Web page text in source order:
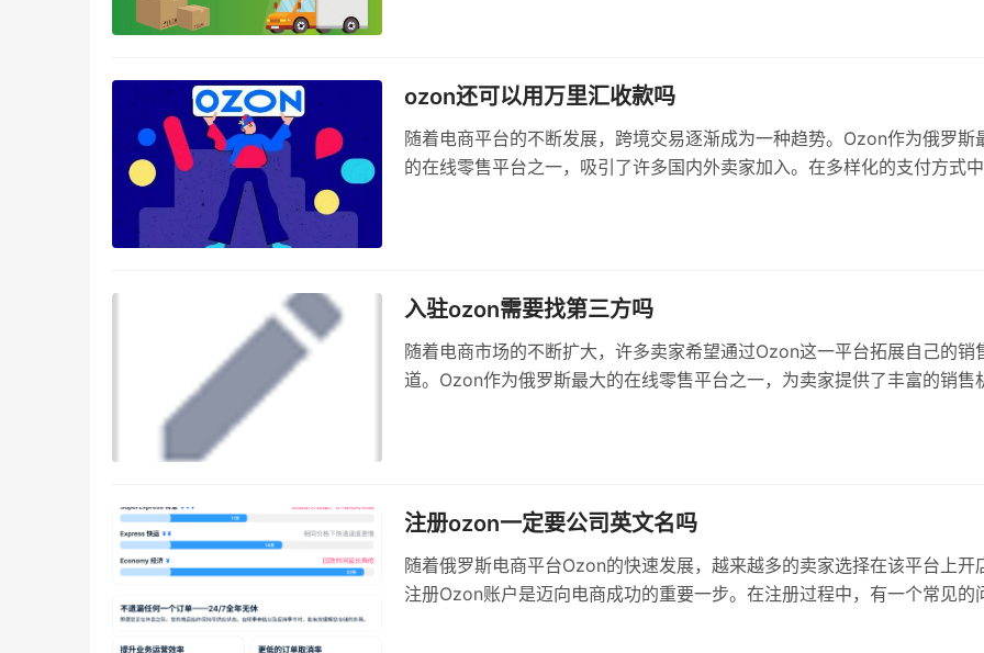
ozon还可以用万里汇收款吗
随着电商平台的不断发展，跨境交易逐渐成为一种趋势。Ozon作为俄罗斯
的在线零售平台之一，吸引了许多国内外卖家加入。在多样化的支付方式
入驻ozon需要找第三方吗
随着电商市场的不断扩大，许多卖家希望通过Ozon这一平台拓展自己的销
道。Ozon作为俄罗斯最大的在线零售平台之一，为卖家提供了丰富的销售
注册ozon一定要公司英文名吗
随着俄罗斯电商平台Ozon的快速发展，越来越多的卖家选择在该平台上开
注册Ozon账户是迈向电商成功的重要一步。在注册过程中，有一个常见的